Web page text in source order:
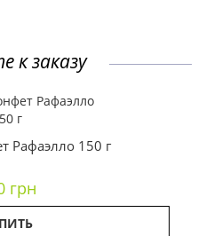
к заказу
Рафаэлло 150 г
грн